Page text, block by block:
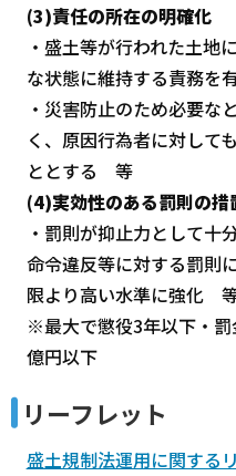
(3)責任の所在の明確化
・盛土等が行われた土地
な状態に維持する責務を
・災害防止のため必要な
く、原因行為者に対して
ととする 等
(4)実効性のある罰則の措
・罰則が抑止力として十
命令違反等に対する罰則
限より高い水準に強化
※最大で懲役3年以下・
億円以下
リーフレット
盛土規制法運用に関する